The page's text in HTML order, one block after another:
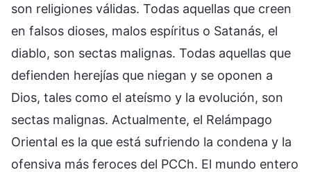
son religiones válidas. Todas aquellas que creen
en falsos dioses, malos espíritus o Satanás, el
diablo, son sectas malignas. Todas aquellas que
defienden herejías que niegan y se oponen a
Dios, tales como el ateísmo y la evolución, son
sectas malignas. Actualmente, el Relámpago
Oriental es la que está sufriendo la condena y la
ofensiva más feroces del PCCh. El mundo entero